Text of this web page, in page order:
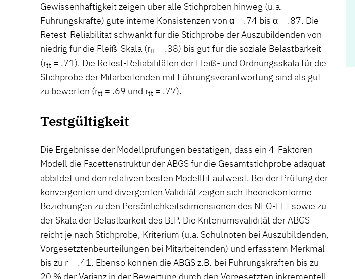
Gewissenhaftigkeit zeigen über alle Stichproben hinweg (u.a.
Führungskräfte) gute interne Konsistenzen von α = .74 bis α = .87. Die
Retest-Reliabilität schwankt für die Stichprobe der Auszubildenden von
niedrig für die Fleiß-Skala (rtt = .38) bis gut für die soziale Belastbarkeit
(rtt = .71). Die Retest-Reliabilitäten der Fleiß- und Ordnungsskala für die
Stichprobe der Mitarbeitenden mit Führungsverantwortung sind als gut
zu bewerten (rtt = .69 und rtt = .77).
Testgültigkeit
Die Ergebnisse der Modellprüfungen bestätigen, dass ein 4-Faktoren-
Modell die Facettenstruktur der ABGS für die Gesamtstichprobe adäquat
abbildet und den relativen besten Modellfit aufweist. Bei der Prüfung der
konvergenten und divergenten Validität zeigen sich theoriekonforme
Beziehungen zu den Persönlichkeitsdimensionen des NEO-FFI sowie zu
der Skala der Belastbarkeit des BIP. Die Kriteriumsvalidität der ABGS
reicht je nach Stichprobe, Kriterium (u.a. Schulnoten bei Auszubildenden,
Vorgesetztenbeurteilungen bei Mitarbeitenden) und erfasstem Merkmal
bis zu r = .41. Ebenso können die ABGS z.B. bei Führungskräften bis zu